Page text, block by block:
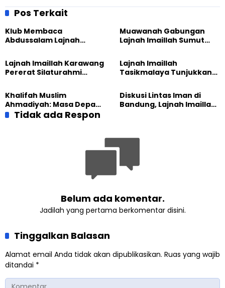
SCD Bersihkan Kelenteng
Pos Terkait
Klub Membaca
Abdussalam Lajnah
Gelar Diskusi dan
Tadabbur Alam
Muawanah Gabungan
Lajnah Imaillah Sumut
hingga Edukasi Tangani
Sampah
Lajnah Imaillah Karawang
Pererat Silaturahmi
Masak Bersama
Lajnah Imaillah
Tasikmalaya Tunjukkan
Bangun Ekonomi
Keluarga
Khalifah Muslim
Ahmadiyah: Masa Depan
Anak Dimulai dari
Perempuan yang Terus
Diskusi Lintas Iman di
Bandung, Lajnah Imaillah
Tidak ada Respon
Belum ada komentar.
Jadilah yang pertama berkomentar disini.
Tinggalkan Balasan
Alamat email Anda tidak akan dipublikasikan. Ruas yang wajib
ditandai *